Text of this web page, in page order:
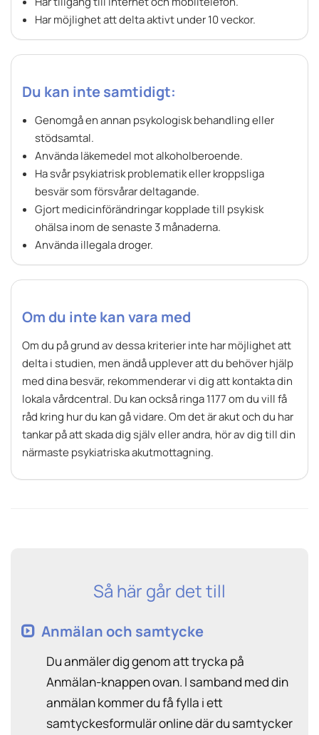
Har möjlighet att delta aktivt under 10 veckor.
Du kan inte samtidigt:
Genomgå en annan psykologisk behandling eller
stödsamtal.
Använda läkemedel mot alkoholberoende.
Ha svår psykiatrisk problematik eller kroppsliga
besvär som försvårar deltagande.
Gjort medicinförändringar kopplade till psykisk
ohälsa inom de senaste 3 månaderna.
Använda illegala droger.
Om du inte kan vara med
Om du på grund av dessa kriterier inte har möjlighet att
delta i studien, men ändå upplever att du behöver hjälp
med dina besvär, rekommenderar vi dig att kontakta din
lokala vårdcentral. Du kan också ringa 1177 om du vill få
råd kring hur du kan gå vidare. Om det är akut och du har
tankar på att skada dig själv eller andra, hör av dig till din
närmaste psykiatriska akutmottagning.
Så här går det till
Anmälan och samtycke
Du anmäler dig genom att trycka på
Anmälan-knappen ovan. I samband med din
anmälan kommer du få fylla i ett
samtyckesformulär online där du samtycker